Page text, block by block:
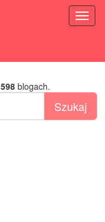
598blogach.